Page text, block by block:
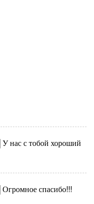
У нас с тобой хороший
Огромное спасибо!!!